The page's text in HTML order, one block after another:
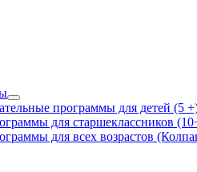
Show
sub
menu
программы для детей (5
для старшеклассников
для всех возрастов